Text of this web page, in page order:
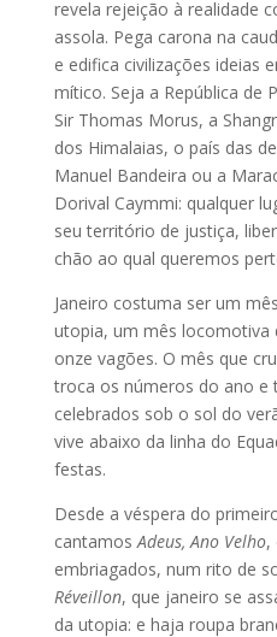
revela rejeição à realidade
assola. Pega carona na
e edifica civilizações ideias
mítico. Seja a República de
Sir Thomas Morus, a
dos Himalaias, o país das
Manuel Bandeira ou a
Dorival Caymmi: qualquer
seu território de justiça,
chão ao qual queremos
Janeiro costuma ser um
utopia, um mês locomotiva
onze vagões. O mês que
troca os números do ano e
celebrados sob o sol do
vive abaixo da linha do
festas.
Desde a véspera do
cantamosAdeus, Ano Velho,
embriagados, num rito de
Réveillon, que janeiro se
da utopia: e haja roupa